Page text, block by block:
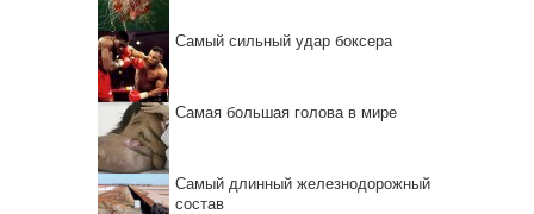
Самый сильный удар боксера
Самая большая голова в мире
Самый длинный железнодорожный
состав